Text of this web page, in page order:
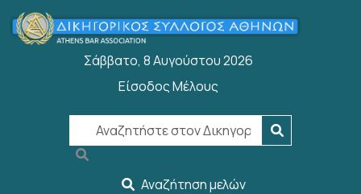
Παράκαμψη προς το κυρίως περιεχόμενο
Σάββατο, 8 Αυγούστου 2026
User account menu
Είσοδος Μέλους
Αναζήτηση μελών